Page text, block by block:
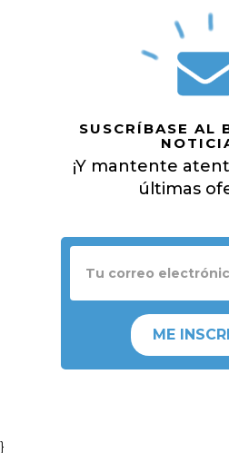
SUSCRÍBASE AL
¡Y mantente
últimas
ME
}